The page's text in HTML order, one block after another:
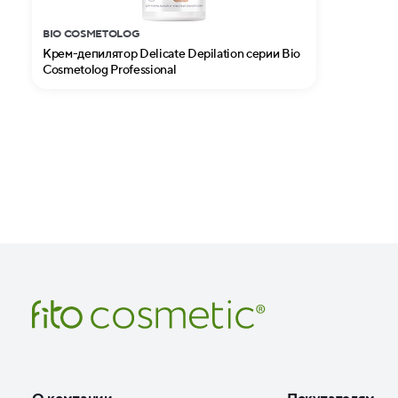
BIO COSMETOLOG
Крем-депилятор Delicate Depilation серии Bio
Cosmetolog Professional